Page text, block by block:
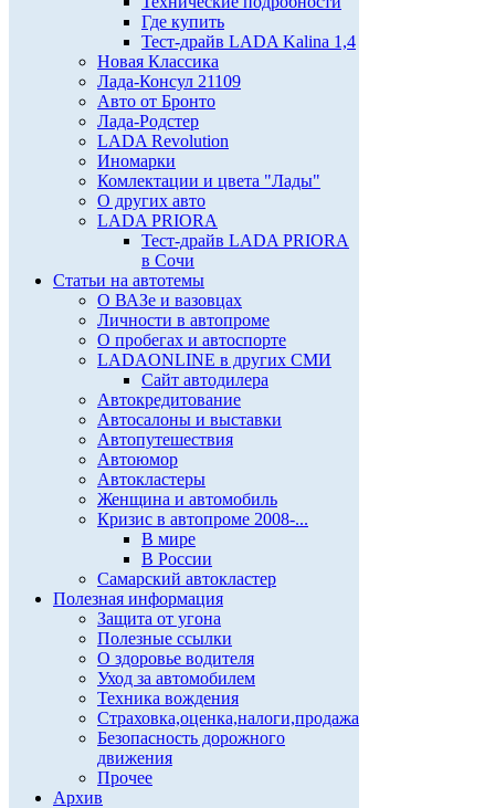
Где купить
Тест-драйв LADA Kalina 1,4
Новая Классика
Лада-Консул 21109
Авто от Бронто
Лада-Родстер
LADA Revolution
Иномарки
Комлектации и цвета "Лады"
О других авто
LADA PRIORA
Тест-драйв LADA PRIORA
в Сочи
Статьи на автотемы
О ВАЗе и вазовцах
Личности в автопроме
О пробегах и автоспорте
LADAONLINE в других СМИ
Сайт автодилера
Автокредитование
Автосалоны и выставки
Автопутешествия
Автоюмор
Автокластеры
Женщина и автомобиль
Кризис в автопроме 2008-...
В мире
В России
Самарский автокластер
Полезная информация
Защита от угона
Полезные ссылки
О здоровье водителя
Уход за автомобилем
Техника вождения
Страховка,оценка,налоги,продажа
Безопасность дорожного
движения
Прочее
Архив